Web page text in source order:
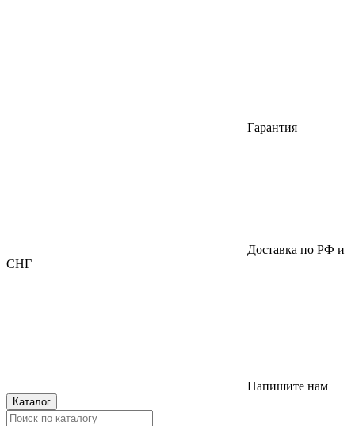
Гарантия
Доставка по РФ и
СНГ
Напишите нам
Каталог